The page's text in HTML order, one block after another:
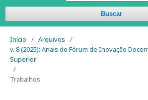
Buscar
Início / Arquivos
/
v. 8 (2025): Anais do Fórum de Inovação
Superior
/
Trabalhos